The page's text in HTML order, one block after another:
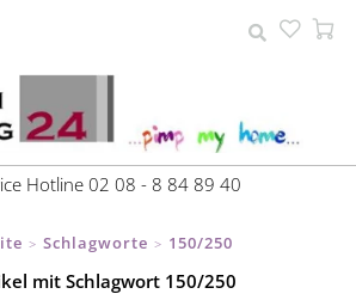
Hotline 02 08 - 8 84 89 40
> Schlagworte > 150/250
mit Schlagwort 150/250